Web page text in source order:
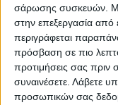
σάρωσης συσκευών.
στην επεξεργασία από
περιγράφεται
πρόσβαση σε πιο
προτιμήσεις σας πριν
συναινέσετε. Λάβετε
προσωπικών σας
ΑΓΩΝ
Όλες οι